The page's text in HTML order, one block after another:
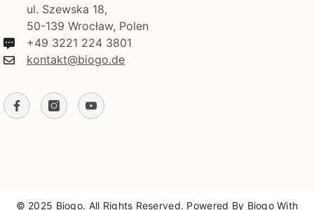
ul. Szewska 18,
50-139 Wrocław, Polen
+49 3221 224 3801
kontakt@biogo.de
© 2025 Biogo. All Rights Reserved. Powered By Biogo With